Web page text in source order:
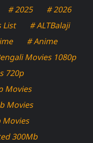
# 2025
# 2026
List
# ALTBalaji
# Anime
Movies 1080p
720p
Movies
Movies
Movies
300Mb